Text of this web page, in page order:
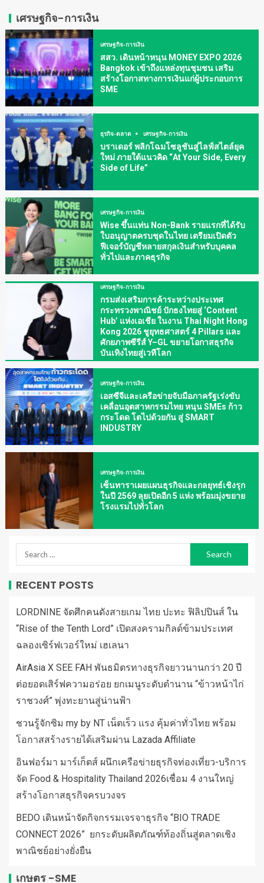
เศรษฐกิจ-การเงิน
เศรษฐกิจ-การเงิน
สสว. เดินหน้าหนุน MONEY EXPO 2026
Bangkok เข้าถึงแหล่งทุนชุมชน เสริม
สร้างโอกาสทางการเงินแก่ผู้ประกอบการ
SME
ธุรกิจ-ตลาด เศรษฐกิจ-การเงิน
บราเดอร์ พลิกโฉมโซลูชันสู่ไลฟ์สไตล์ยุค
ใหม่ ภายใต้แนวคิด “At Your Side, Every
Side of Life”
เศรษฐกิจ-การเงิน
Wise ขึ้นแท่น Non-Bank รายแรกที่ได้รับ
ใบอนุญาตครบชุดในไทย เตรียมเปิดตัว
ฟีเจอร์บัญชีหลายสกุลเงินสำหรับบุคคล
ทั่วไปและภาคธุรกิจ
เศรษฐกิจ-การเงิน
กรมส่งเสริมการค้าระหว่างประเทศ
กระทรวงพาณิชย์ ปักธงไทยสู่ ‘Content
Hub’ แห่งเอเชีย ในงาน Thai Night Hong
Kong 2026 ชูยุทธศาสตร์ 4 Pillars และ
ศักยภาพซีรีส์ Y–GL ขยายโอกาสธุรกิจ
บันเทิงไทยสู่เวทีโลก
เศรษฐกิจ-การเงิน
เอสซีจีและเครือข่ายจับมือภาครัฐเร่งขับ
เคลื่อนอุตสาหกรรมไทย หนุน SMEs ก้าว
กระโดด โตไปด้วยกัน สู่ SMART
INDUSTRY
เศรษฐกิจ-การเงิน
เซ็นทาราเผยแผนธุรกิจและกลยุทธ์เชิงรุก
ในปี 2569 ลุยเปิดอีก 5 แห่ง พร้อมมุ่งขยาย
โรงแรมไปทั่วโลก
RECENT POSTS
LORDNINE จัดศึกคนดังสายเกม ไทย ปะทะ ฟิลิปปินส์ ใน
“Rise of the Tenth Lord” เปิดสงครามกิลด์ข้ามประเทศ
ฉลองเซิร์ฟเวอร์ใหม่ เฮเลนา
AirAsia X SEE FAH พันธมิตรทางธุรกิจยาวนานกว่า 20 ปี
ต่อยอดเสิร์ฟความอร่อย ยกเมนูระดับตำนาน “ข้าวหน้าไก่
ราชวงศ์” พุ่งทะยานสู่น่านฟ้า
ชวนรู้จักซิม my by NT เน็ตเร็ว แรง คุ้มค่าทั่วไทย พร้อม
โอกาสสร้างรายได้เสริมผ่าน Lazada Affiliate
อินฟอร์มา มาร์เก็ตส์ ผนึกเครือข่ายธุรกิจท่องเที่ยว-บริการ
จัด Food & Hospitality Thailand 2026เชื่อม 4 งานใหญ่
สร้างโอกาสธุรกิจครบวงจร
BEDO เดินหน้าจัดกิจกรรมเจรจาธุรกิจ “BIO TRADE
CONNECT 2026” ยกระดับผลิตภัณฑ์ท้องถิ่นสู่ตลาดเชิง
พาณิชย์อย่างยั่งยืน
เกษตร -SME